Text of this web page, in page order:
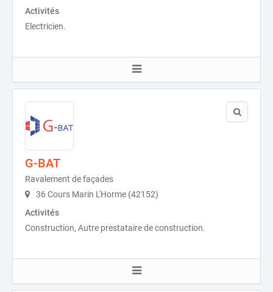
Activités
Electricien.
G-BAT
Ravalement de façades
36 Cours Marin L'Horme (42152)
Activités
Construction, Autre prestataire de construction.